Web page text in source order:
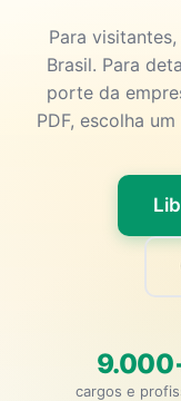
Para
Brasil. Para
porte da
PDF, escolha
cargos e